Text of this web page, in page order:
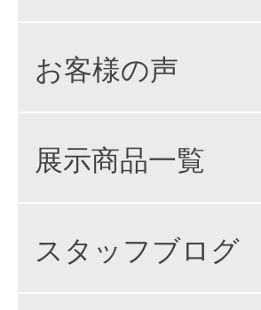
お客様の声
展示商品一覧
スタッフブログ